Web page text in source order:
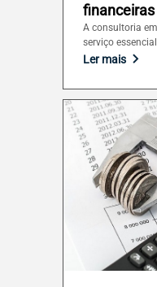
financeiras
A consultoria
serviço
Ler mais